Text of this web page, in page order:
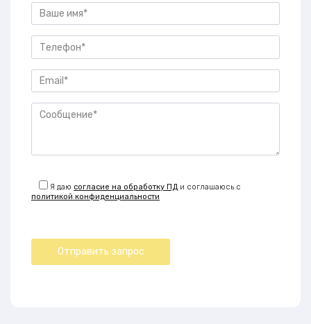
Я даюсогласие на обработку ПД и соглашаюсь с
политикой конфиденциальности